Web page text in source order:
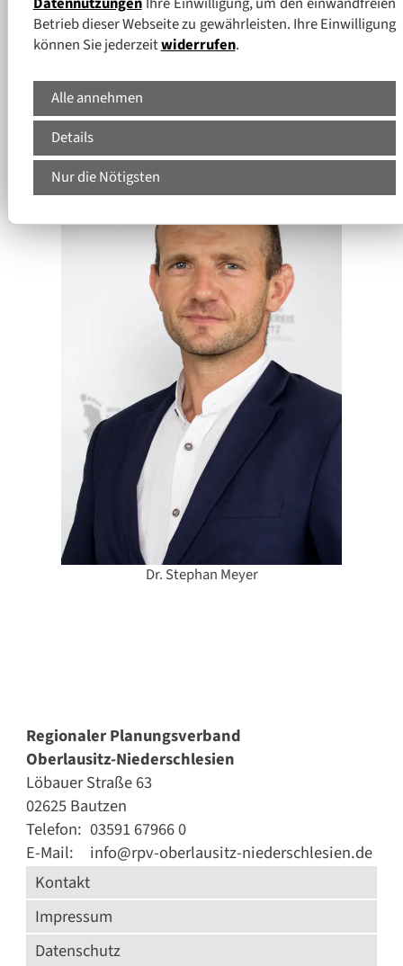
1. Stellvertreter
Herr Landrat Udo Witschas
2. Stellvertreter
Herr Bürgermeister Matthias
3. Stellvertreter
Herr Bürgermeister Jörg
Dr. Stephan Meyer
Regionaler Planungsverband
Oberlausitz-Niederschlesien
Löbauer Straße 63
02625 Bautzen
Telefon: 03591 67966 0
E-Mail:
info@rpv-oberlausitz-niederschlesien.de
Kontakt
Impressum
Datenschutz
Betrieb dieser Webseite zu gewährleisten. Ihre Einwilligung
können Sie jederzeitwiderrufen.
Alle annehmen
Details
Nur die Nötigsten